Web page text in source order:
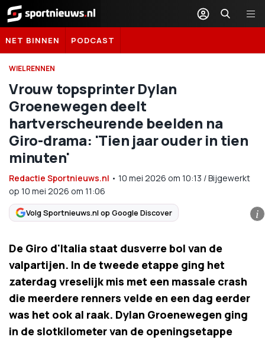
Sportnieuws.nl
NET BINNEN PODCAST
WIELRENNEN
Vrouw topsprinter Dylan
Groenewegen deelt
hartverscheurende beelden na
Giro-drama: 'Tien jaar ouder in tien
minuten'
Redactie Sportnieuws.nl • 10 mei 2026 om 10:13 /Bijgewerkt
op 10 mei 2026 om 11:06
Volg Sportnieuws.nl op Google Discover i
De Giro d'Italia staat dusverre bol van de
valpartijen. In de tweede etappe ging het
zaterdag vreselijk mis met een massale crash
die meerdere renners velde en een dag eerder
was het ook al raak. Dylan Groenewegen ging
in de slotkilometer van de openingsetappe